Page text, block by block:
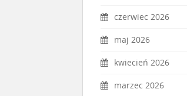
czerwiec 2026
maj 2026
kwiecień 2026
marzec 2026